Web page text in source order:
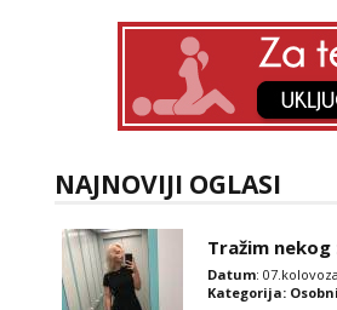
NAJNOVIJI OGLASI
Tražim nekog
Datum:
Kategorija: